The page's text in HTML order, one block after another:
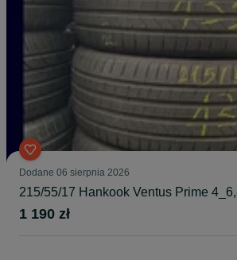
Dodane 06 sierpnia 2026
215/55/17 Hankook Ventus Prime
1 190 zł